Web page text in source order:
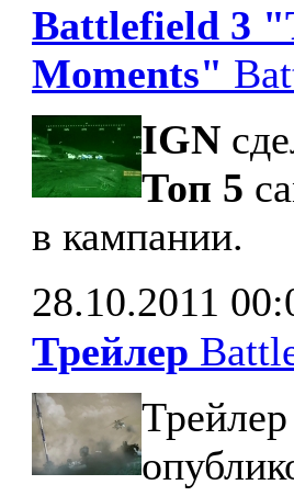
Battlefield 3
Moments"
IGN
Топ 5
в кампании.
28.10.2011
Трейлер